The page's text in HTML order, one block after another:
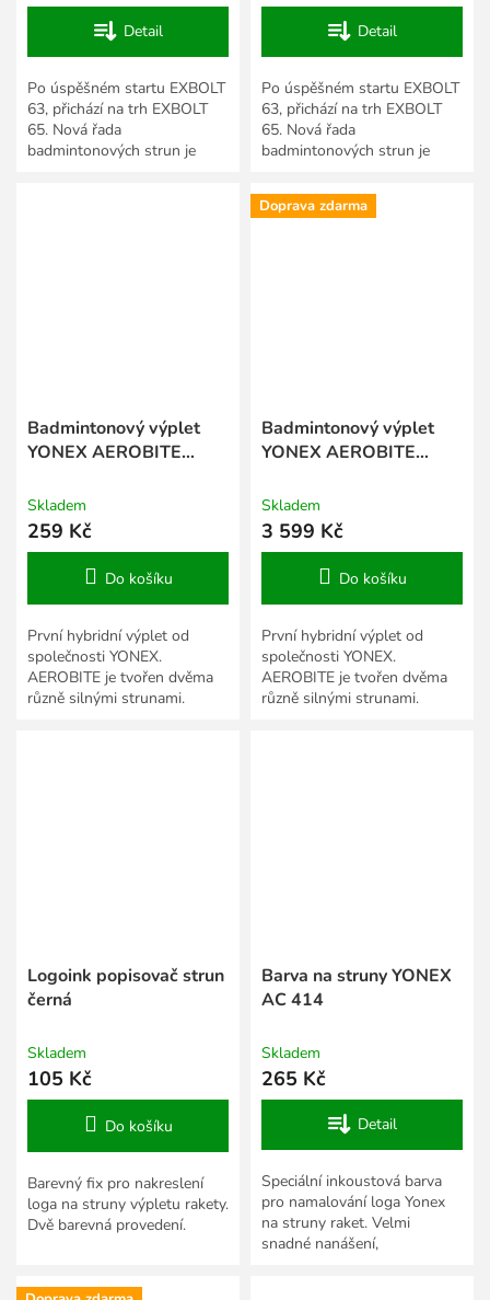
Detail
Po úspěšném startu EXBOLT
63, přichází na trh EXBOLT
65. Nová řada
badmintonových strun je
Detail
Po úspěšném startu EXBOLT
63, přichází na trh EXBOLT
65. Nová řada
badmintonových strun je
patentovaného materiálu
FORGED FIBER. Díky němu...
Badmintonový výplet
YONEX AEROBITE
Skladem
259 Kč
Do košíku
První hybridní výplet od
společnosti YONEX.
AEROBITE je tvořen dvěma
různě silnými strunami.
Doprava zdarma
Badmintonový výplet
YONEX AEROBITE
Skladem
3 599 Kč
Do košíku
První hybridní výplet od
společnosti YONEX.
AEROBITE je tvořen dvěma
různě silnými strunami.
Logoink popisovač strun
černá
Skladem
105 Kč
Do košíku
Barevný fix pro nakreslení
loga na struny výpletu rakety.
Dvě barevná provedení.
Barva na struny YONEX
AC 414
Skladem
265 Kč
Detail
Speciální inkoustová barva
pro namalování loga Yonex
na struny raket. Velmi
snadné nanášení,